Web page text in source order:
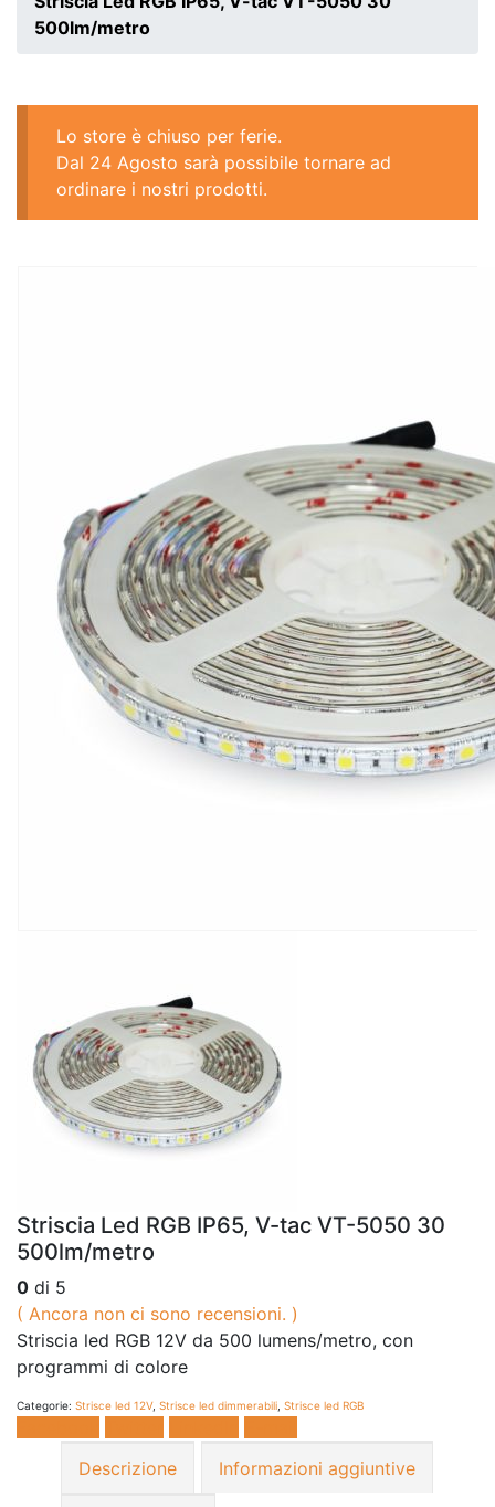
500lm/metro
Lo store è chiuso per ferie.
Dal 24 Agosto sarà possibile tornare ad
ordinare i nostri prodotti.
Striscia Led RGB IP65, V-tac VT-5050 30
500lm/metro
0 di 5
( Ancora non ci sono recensioni. )
Striscia led RGB 12V da 500 lumens/metro, con
programmi di colore
Categorie: Strisce led 12V, Strisce led dimmerabili Strisce led RGB
Descrizione
Informazioni aggiuntive